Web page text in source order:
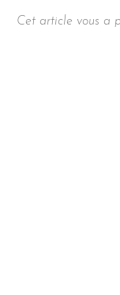
Cet article vous a